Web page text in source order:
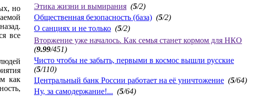
но
все
как
Этика жизни и вымирания (5/2)
Общественная безопасность (база) (5/2)
О санциях и не только (5/2)
Вторжение уже началось. Как семья станет кормом для НКО
(9.99/451)
Чисто чтобы не забыть, первыми в космос вышли русские
(5/110)
Центральный банк России работает на её уничтожение (5/64)
Ну, за самодержание!... (5/64)